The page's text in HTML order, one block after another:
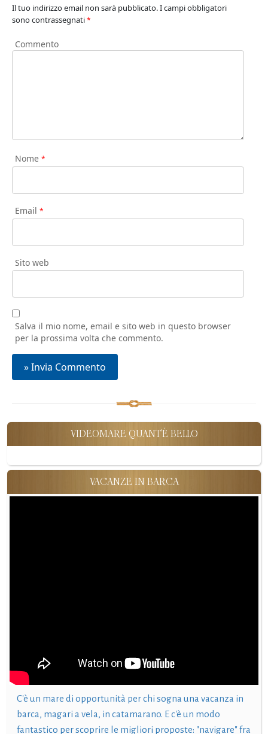
Il tuo indirizzo email non sarà pubblicato.I campi obbligatori
sono contrassegnati*
Commento
Nome *
Email *
Sito web
Salva il mio nome, email e sito web in questo browser
per la prossima volta che commento.
VIDEOMARE QUANT'È BELLO
VACANZE IN BARCA
C'è un mare di opportunità per chi sogna una vacanza in
barca, magari a vela, in catamarano. E c'è un modo
fantastico per scoprire le migliori proposte: "navigare" fra